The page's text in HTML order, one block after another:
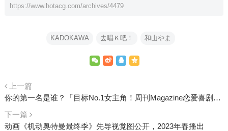
https://www.hotacg.com/archives/4479
KADOKAWA 去唱Ｋ吧！ 和山やま
上一篇
你的第一名是谁？「目标No.1女主角！周刊Magazine恋爱喜剧女主角总选举」投票企划10月17日～11月30日开跑！
下一篇
动画《机动奥特曼最终季》先导视觉图公开，2023年春播出